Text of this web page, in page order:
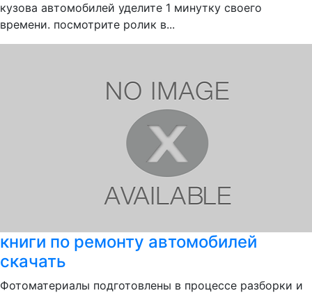
кузова автомобилей уделите 1 минутку своего
времени. посмотрите ролик в...
книги по ремонту автомобилей
скачать
Фотоматериалы подготовлены в процессе разборки и